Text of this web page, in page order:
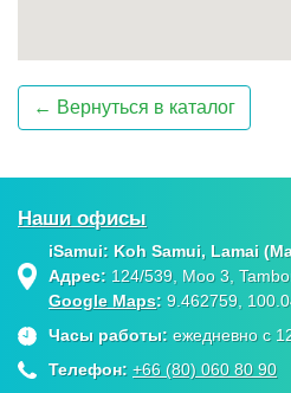
← Вернуться в каталог
Наши офисы
iSamui: Koh Samui, Lamai
Адрес: 124/539, Moo 3,
Google Maps: 9.462759,
Часы работы: ежедневно с
Телефон: +66 (80) 060 80 90